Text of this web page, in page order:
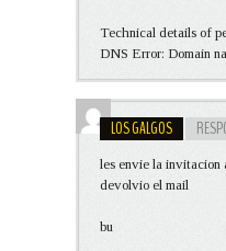
Technical details of
DNS Error: Domain
LOS GALGOS
les envie la invitacion
devolvio el mail
bu